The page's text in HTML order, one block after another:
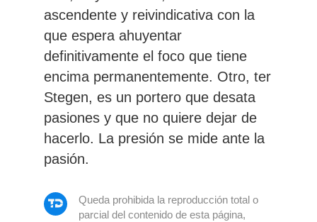
ascendente y reivindicativa con la
que espera ahuyentar
definitivamente el foco que tiene
encima permanentemente. Otro, ter
Stegen, es un portero que desata
pasiones y que no quiere dejar de
hacerlo. La presión se mide ante la
pasión.
Queda prohibida la reproducción total o
parcial del contenido de esta página,